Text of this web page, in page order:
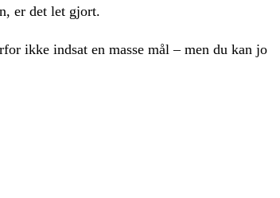
er det let gjort.
ikke indsat en masse mål – men du kan jo